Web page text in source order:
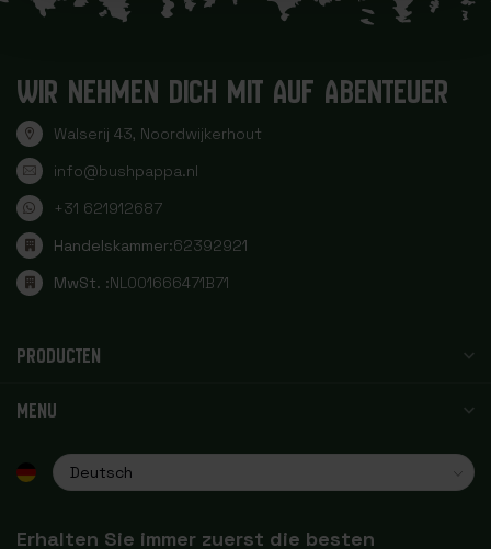
WIR NEHMEN DICH MIT AUF ABENTEUER
Walserij 43, Noordwijkerhout
info@bushpappa.nl
+31 621912687
Handelskammer:62392921
MwSt. :NL001666471B71
PRODUCTEN
MENU
Erhalten Sie immer zuerst die besten